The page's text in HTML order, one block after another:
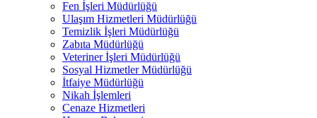
Fen İşleri Müdürlüğü
Ulaşım Hizmetleri Müdürlüğü
Temizlik İşleri Müdürlüğü
Zabıta Müdürlüğü
Veteriner İşleri Müdürlüğü
Sosyal Hizmetler Müdürlüğü
İtfaiye Müdürlüğü
Nikah İşlemleri
Cenaze Hizmetleri